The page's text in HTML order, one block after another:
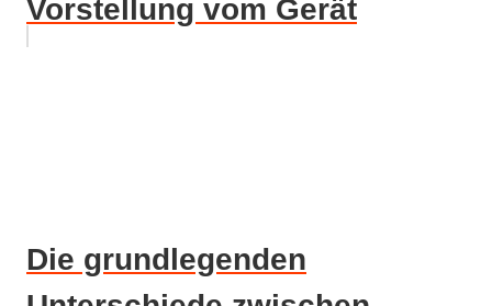
Vorstellung vom Gerät
Die grundlegenden